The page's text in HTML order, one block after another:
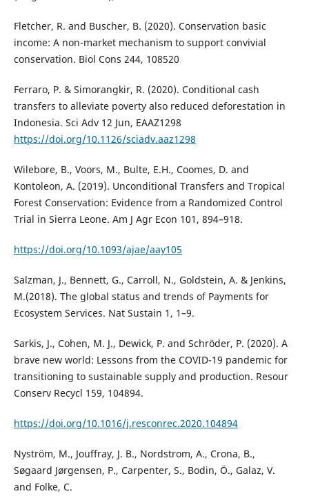
Fletcher, R. and Buscher, B. (2020). Conservation basic
income: A non-market mechanism to support convivial
conservation. Biol Cons 244, 108520
Ferraro, P. & Simorangkir, R. (2020). Conditional cash
transfers to alleviate poverty also reduced deforestation in
Indonesia. Sci Adv 12 Jun, EAAZ1298
https://doi.org/10.1126/sciadv.aaz1298
Wilebore, B., Voors, M., Bulte, E.H., Coomes, D. and
Kontoleon, A. (2019). Unconditional Transfers and Tropical
Forest Conservation: Evidence from a Randomized Control
Trial in Sierra Leone. Am J Agr Econ 101, 894–918.
https://doi.org/10.1093/ajae/aay105
Salzman, J., Bennett, G., Carroll, N., Goldstein, A. & Jenkins,
M.(2018). The global status and trends of Payments for
Ecosystem Services. Nat Sustain 1, 1–9.
Sarkis, J., Cohen, M. J., Dewick, P. and Schröder, P. (2020). A
brave new world: Lessons from the COVID-19 pandemic for
transitioning to sustainable supply and production. Resour
Conserv Recycl 159, 104894.
https://doi.org/10.1016/j.resconrec.2020.104894
Nyström, M., Jouffray, J. B., Nordstrom, A., Crona, B.,
Søgaard Jørgensen, P., Carpenter, S., Bodin, Ö., Galaz, V.
and Folke, C.